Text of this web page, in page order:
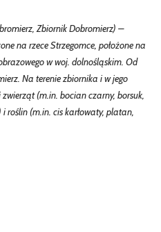
Zbiornik Dobromierz) –
na rzece Strzegomce, położone na
w woj. dolnośląskim. Od
Na terenie zbiornika i w jego
(m.in. bocian czarny, borsuk,
roślin (m.in. cis karłowaty, platan,